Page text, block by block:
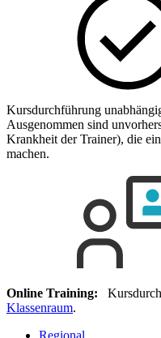
Kursdurchführung
Ausgenommen sind
Krankheit der Trainer), die
machen.
Online Training:
Klassenraum.
Regional